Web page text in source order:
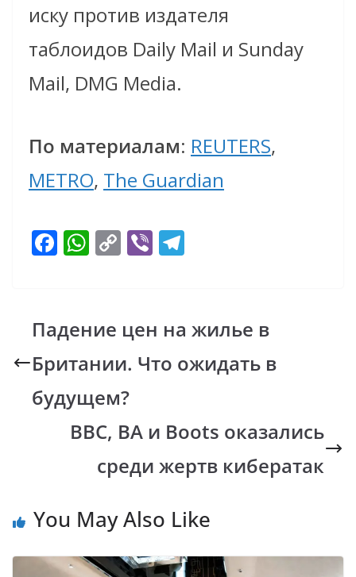
иску против издателя
таблоидов Daily Mail и Sunday
Mail, DMG Media.
По материалам: REUTERS,
METRO, The Guardian
F
b
o
o
k
W
s
A
p
p
C
y
Li
n
k
Vi
gr
a
m
Падение цен на жилье в
Британии. Что ожидать в
будущем?
BBC, BA и Boots оказались
среди жертв кибератак
You May Also Like